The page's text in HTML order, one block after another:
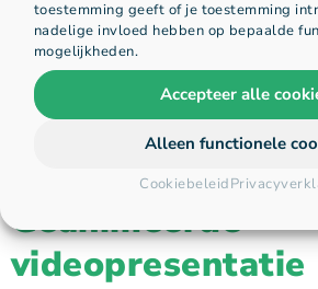
toestemming geeft of je toestemming
nadelige invloed hebben op bepaalde
mogelijkheden.
Accepteer alle
Alleen functionele
Cookiebeleid
Geanimeerde
videopresentatie